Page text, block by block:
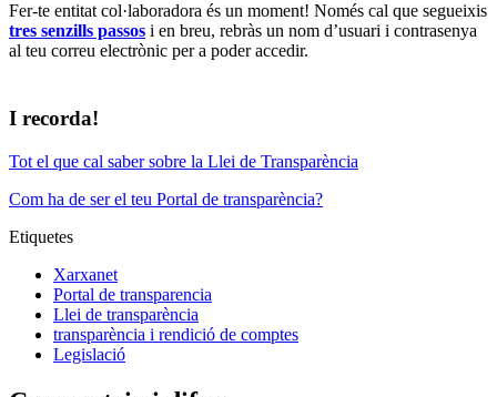
Fer-te entitat col·laboradora és un moment! Només cal que segueixis
tres senzills passos i en breu, rebràs un nom d’usuari i contrasenya
al teu correu electrònic per a poder accedir.
I recorda!
Tot el que cal saber sobre la Llei de Transparència
Com ha de ser el teu Portal de transparència?
Etiquetes
Xarxanet
Portal de transparencia
Llei de transparència
transparència i rendició de comptes
Legislació